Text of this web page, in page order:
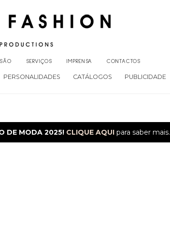
SERVIÇOS IMPRENSA CONTACTOS
PERSONALIDADES CATÁLOGOS PUBLICIDADE
DE MODA 2025! CLIQUE AQUIpara saber mais.